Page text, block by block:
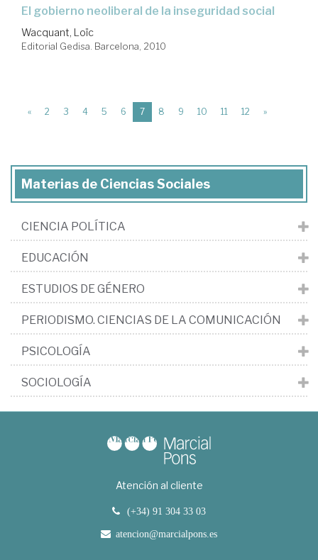
el gobierno neoliberal de la inseguridad social
Wacquant, Loïc
Editorial Gedisa. Barcelona, 2010
« 2 3 4 5 6 7(current)
8 9 10 11 12 »
Materias de Ciencias Sociales
CIENCIA POLÍTICA
EDUCACIÓN
ESTUDIOS DE GÉNERO
PERIODISMO. CIENCIAS DE LA COMUNICACIÓN
PSICOLOGÍA
SOCIOLOGÍA
Atención al cliente
(+34) 91 304 33 03
atencion@marcialpons.es